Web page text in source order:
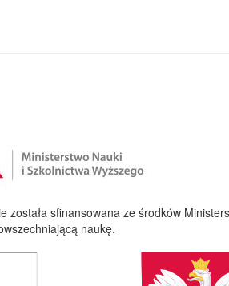
sfinansowana ze środków
naukę.